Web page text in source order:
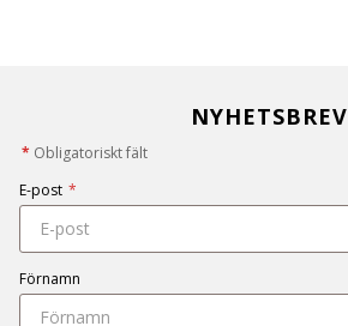
NYHETSBREV
* Obligatoriskt fält
E-post *
Förnamn